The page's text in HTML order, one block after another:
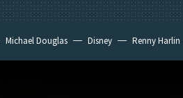
Michael Douglas Disney Renny Harlin